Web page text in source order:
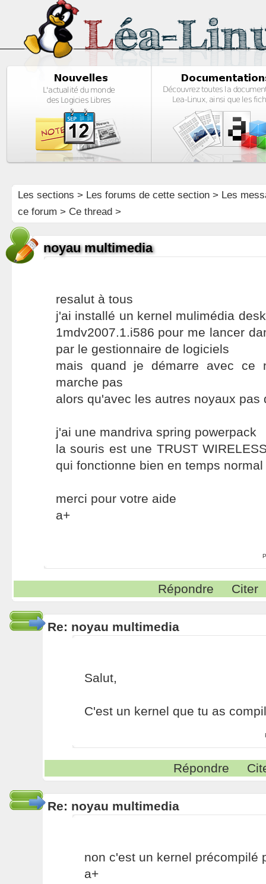
Les sections > Les forums de cette section> Les
ce forum > Ce thread >
noyau multimedia
resalut à tous
j'ai installé un kernel mulimédia
1mdv2007.1.i586 pour me lancer
par le gestionnaire de logiciels
mais quand je démarre avec ce
marche pas
alors qu'avec les autres noyaux pas
j'ai une mandriva spring powerpack
la souris est une TRUST
qui fonctionne bien en temps normal
merci pour votre aide
a+
Répondre Citer
Re: noyau multimedia
Salut,
C'est un kernel que tu as
Répondre
Re: noyau multimedia
non c'est un kernel précompilé
a+